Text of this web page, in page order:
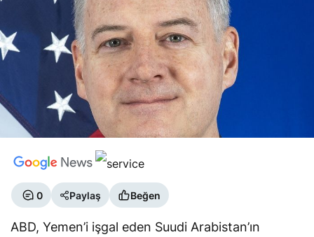
0 Paylaş Beğen
ABD, Yemen’i işgal eden Suudi Arabistan’ın